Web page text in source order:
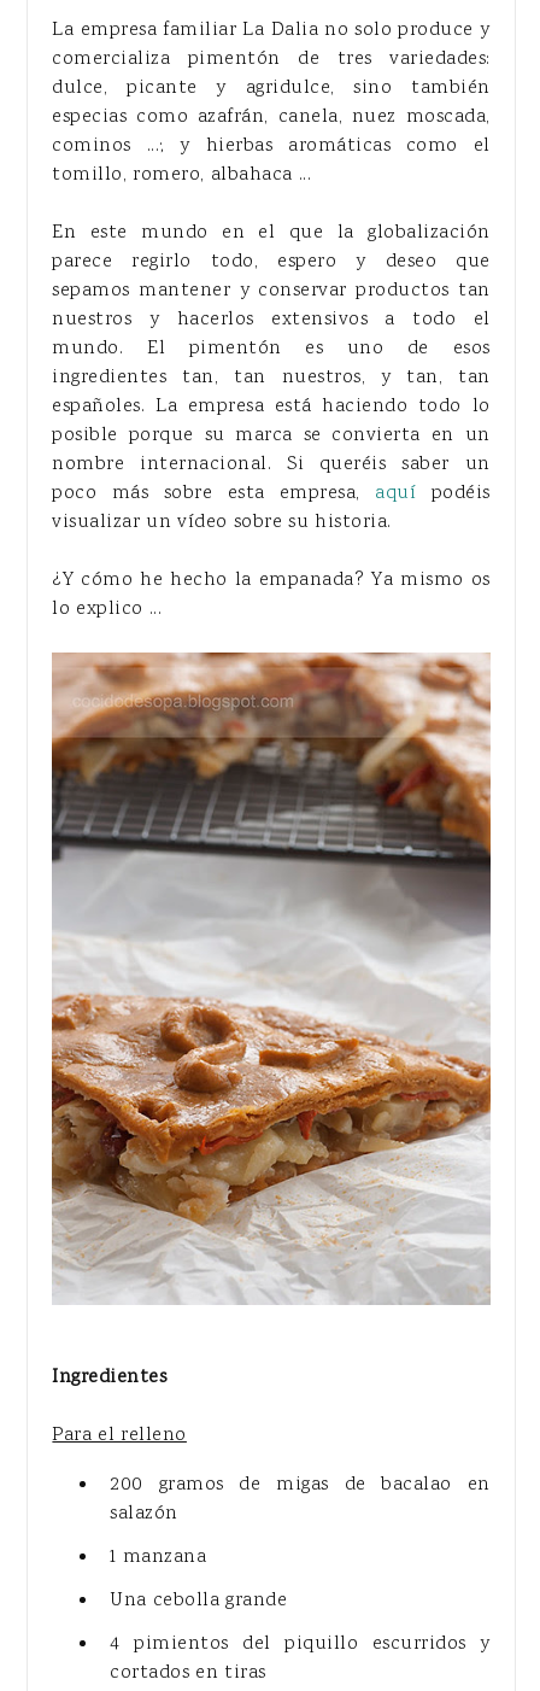
La empresa familiar La Dalia no solo produce y
comercializa pimentón de tres variedades:
dulce, picante y agridulce, sino también
especias como azafrán, canela, nuez moscada,
cominos ...; y hierbas aromáticas como el
tomillo, romero, albahaca ...
En este mundo en el que la globalización
parece regirlo todo, espero y deseo que
sepamos mantener y conservar productos tan
nuestros y hacerlos extensivos a todo el
mundo. El pimentón es uno de esos
ingredientes tan, tan nuestros, y tan, tan
españoles. La empresa está haciendo todo lo
posible porque su marca se convierta en un
nombre internacional. Si queréis saber un
poco más sobre esta empresa, aquí podéis
visualizar un vídeo sobre su historia.
¿Y cómo he hecho la empanada? Ya mismo os
lo explico ...
Ingredientes
Para el relleno
200 gramos de migas de bacalao en
salazón
1 manzana
Una cebolla grande
4 pimientos del piquillo escurridos y
cortados en tiras